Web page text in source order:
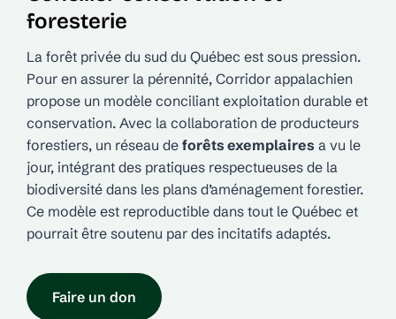
foresterie
La forêt privée du sud du Québec est sous pression.
Pour en assurer la pérennité, Corridor appalachien
propose un modèle conciliant exploitation durable et
conservation. Avec la collaboration de producteurs
forestiers, un réseau de forêts exemplaires a vu le
jour, intégrant des pratiques respectueuses de la
biodiversité dans les plans d’aménagement forestier.
Ce modèle est reproductible dans tout le Québec et
pourrait être soutenu par des incitatifs adaptés.
Faire un don